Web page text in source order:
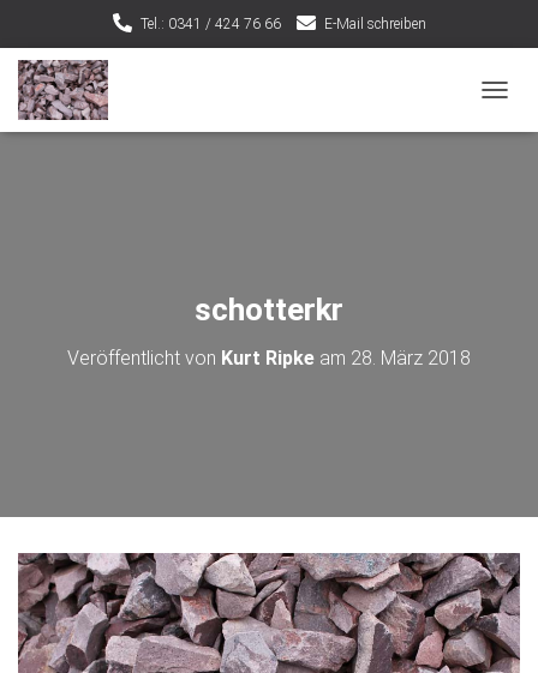
Tel.: 0341 / 424 76 66 E-Mail schreiben
schotterkr
Veröffentlicht von Kurt Ripke am 28. März 2018